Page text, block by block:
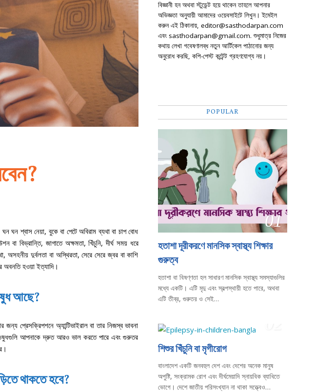
ঘন শ্বাস নেয়া, বুকে বা পেটে অবিরাম ব্যথা বা চাপ বোধ
বা বিভ্রান্তি, জাগাতে অক্ষমতা, খিঁচুনি, দীর্ঘ সময় ধরে
অসহনীয় দুর্বলতা বা অস্থিরতা, সেরে সেরে জ্বর বা কাশি
অবনতি হওয়া ইত্যাদি।
আছে?
প্রেসক্রিপশনে অ্যান্টিভাইরাল বা তার নিজস্ব ভাবনা
আপনাকে দ্রুত আরও ভাল করতে পারে এবং গুরুতর
থাকতে হবে?
বিজ্ঞানী হন অথবা স্টুডেন্ট হয়ে থাকেন তাহলে আপনার
অভিজ্ঞতা অনুযায়ী আমাদের ওয়েবসাইটে লিখুন। ইমেইল
করুন এই ঠিকানায়, editor@sasthodarpan.com
এবং sasthodarpan@gmail.com. শুধুমাত্র নিজের
কথায় লেখা গবেষণালব্ধ নতুন আর্টিকেল পাঠানোর জন্য
অনুরোধ করছি, কপি-পেস্ট কন্টেন্ট গ্রহণযোগ্য নয়।
POPULAR
01
হতাশা দূরীকরণে মানসিক স্বাস্থ্য শিক্ষার
গুরুত্ব
হতাশা বা বিষণ্ণতা হল সাধারণ মানসিক স্বাস্থ্য সমস্যাগুলির
মধ্যে একটি। এটি মৃদু এবং স্বল্পস্থায়ী হতে পারে, অথবা
এটি তীব্র, গুরুতর ও সেই…
শিশুর খিঁচুনি বা মৃগীরোগ
বাংলাদেশ একটি জনবহুল দেশ এবং দেশের অনেক মানুষ
অপুষ্টি, সংক্রামক রোগ এবং দীর্ঘমেয়াদি স্নায়বিক ব্যাধিতে
ভোগে। দেশে জাতীয় পরিসংখ্যান না থাকা সত্ত্বেও…